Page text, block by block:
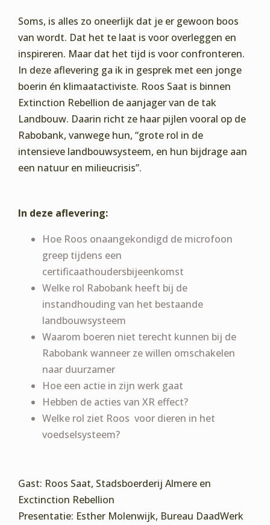
Soms, is alles zo oneerlijk dat je er gewoon boos
van wordt. Dat het te laat is voor overleggen en
inspireren. Maar dat het tijd is voor confronteren.
In deze aflevering ga ik in gesprek met een jonge
boerin én klimaatactiviste. Roos Saat is binnen
Extinction Rebellion de aanjager van de tak
Landbouw. Daarin richt ze haar pijlen vooral op de
Rabobank, vanwege hun, “grote rol in de
intensieve landbouwsysteem, en hun bijdrage aan
een natuur en milieucrisis”.
In deze aflevering:
Hoe Roos onaangekondigd de microfoon
greep tijdens een
certificaathoudersbijeenkomst
Welke rol Rabobank heeft bij de
instandhouding van het bestaande
landbouwsysteem
Waarom boeren niet terecht kunnen bij de
Rabobank wanneer ze willen omschakelen
naar duurzamer
Hoe een actie in zijn werk gaat
Hebben de acties van XR effect?
Welke rol ziet Roos voor dieren in het
voedselsysteem?
Gast: Roos Saat, Stadsboerderij Almere en
Exctinction Rebellion
Presentatie: Esther Molenwijk, Bureau DaadWerk